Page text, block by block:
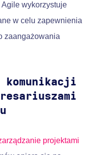
wykorzystuje
w celu zapewnienia
zaangażowania
komunikacji
projektami